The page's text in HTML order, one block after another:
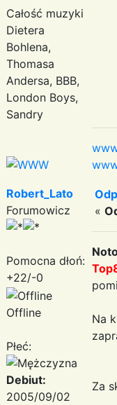
Całość muzyki
Dietera
Bohlena,
Thomasa
Andersa, BBB,
London Boys,
Sandry
Robert_Lato
Forumowicz
Pomocna dłoń:
+22/-0
Offline
Płeć:
Debiut:
2005/09/02
«
Na
Za